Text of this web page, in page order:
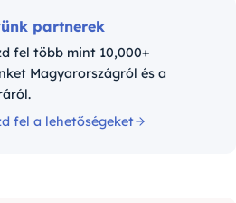
partnerek
fel több mint 10,000+
Magyarországról és a
fel a lehetőségeket